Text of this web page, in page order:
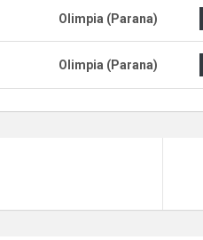
Olimpia (Parana)
Olimpia (Parana)